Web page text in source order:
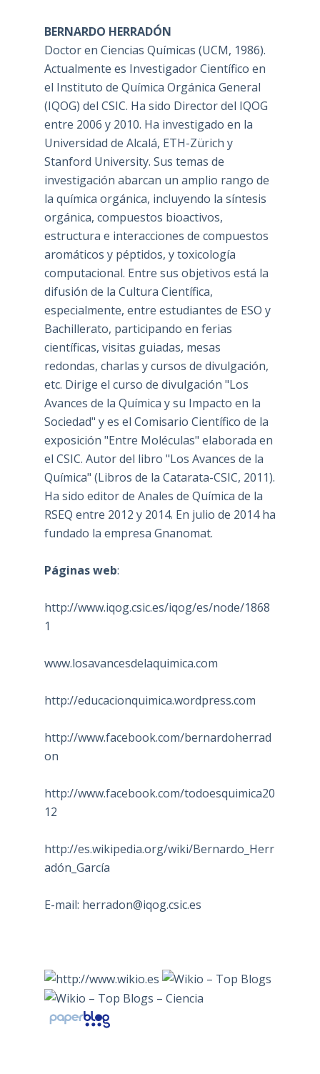
BERNARDO HERRADÓN
Doctor en Ciencias Químicas (UCM, 1986).
Actualmente es Investigador Científico en
el Instituto de Química Orgánica General
(IQOG) del CSIC. Ha sido Director del IQOG
entre 2006 y 2010. Ha investigado en la
Universidad de Alcalá, ETH-Zürich y
Stanford University. Sus temas de
investigación abarcan un amplio rango de
la química orgánica, incluyendo la síntesis
orgánica, compuestos bioactivos,
estructura e interacciones de compuestos
aromáticos y péptidos, y toxicología
computacional. Entre sus objetivos está la
difusión de la Cultura Científica,
especialmente, entre estudiantes de ESO y
Bachillerato, participando en ferias
científicas, visitas guiadas, mesas
redondas, charlas y cursos de divulgación,
etc. Dirige el curso de divulgación "Los
Avances de la Química y su Impacto en la
Sociedad" y es el Comisario Científico de la
exposición "Entre Moléculas" elaborada en
el CSIC. Autor del libro "Los Avances de la
Química" (Libros de la Catarata-CSIC, 2011).
Ha sido editor de Anales de Química de la
RSEQ entre 2012 y 2014. En julio de 2014 ha
fundado la empresa Gnanomat.
Páginas web:
http://www.iqog.csic.es/iqog/es/node/1868
1
www.losavancesdelaquimica.com
http://educacionquimica.wordpress.com
http://www.facebook.com/bernardoherrad
on
http://www.facebook.com/todoesquimica20
12
http://es.wikipedia.org/wiki/Bernardo_Herr
adón_García
E-mail: herradon@iqog.csic.es